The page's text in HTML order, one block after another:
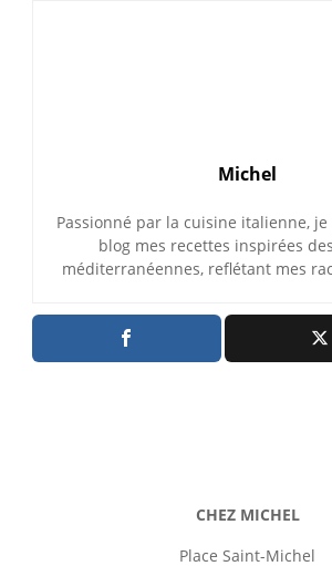
Michel
Passionné par la cuisine italienne,
blog mes recettes inspirées
méditerranéennes, reflétant mes
CHEZ MICHEL
Place Saint-Michel